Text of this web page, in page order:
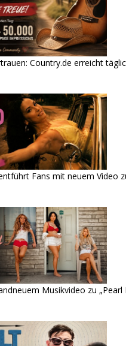
Country.de erreicht
Fans mit neuem Video
Musikvideo zu „Pearl